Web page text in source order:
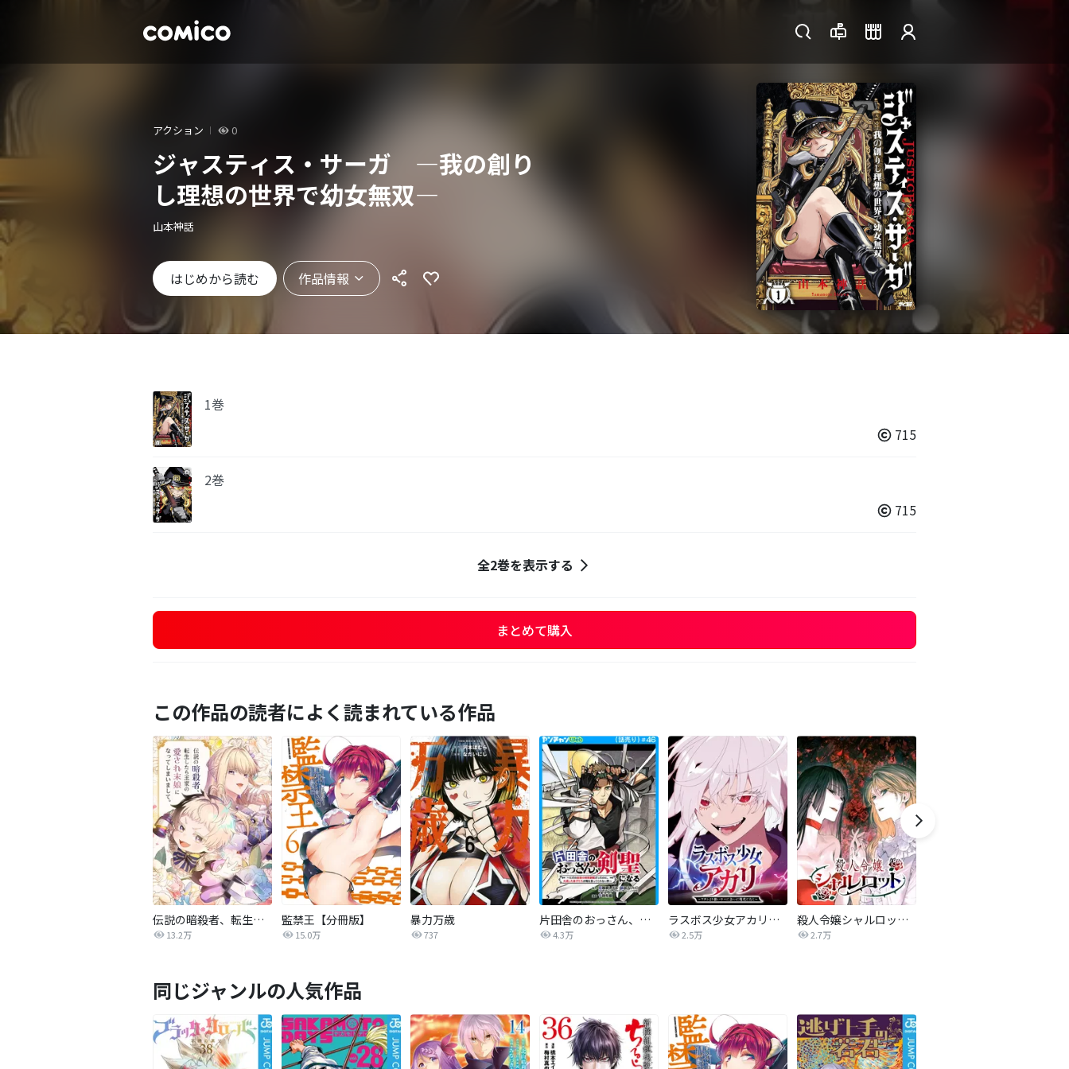
アクション 0
ジャスティス・サーガ ―我の創り
し理想の世界で幼女無双―
山本神話
はじめから読む 作品情報
1巻
715
2巻
715
全2巻を表示する
まとめて購入
この作品の読者によく読まれている作品
伝説の暗殺者、転生したら王家の愛され末娘になってしまいまして。【タテヨミ】
13.2万
監禁王【分冊版】
15.0万
暴力万歳
737
片田舎のおっさん、剣聖になる～ただの田舎の剣術師範だったのに、大成した弟子たちが俺を放ってくれない件～(話売り)
4.3万
ラスボス少女アカリ～ワタシより強いやつに会いに現代に行く～【タテヨミ】
2.5万
殺人令嬢シャルロット【タテヨミ】
2.7万
同じジャンルの人気作品